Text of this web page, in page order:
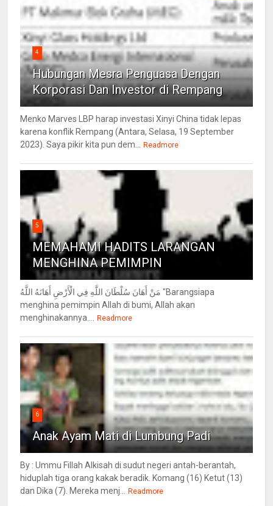
4
Hubungan Mesra Penguasa Dengan
Korporasi Dan Investor di Rempang
Menko Marves LBP harap investasi Xinyi China tidak lepas
karena konflik Rempang (Antara, Selasa, 19 September
2023). Saya pikir kita pun dem...
Readmore
5
MEMAHAMI HADITS LARANGAN
MENGHINA PEMIMPIN
مَنْ أَهَانَ سُلْطَانَ اللَّهِ فِي الْأَرْضِ أَهَانَهُ اللَّهُ "Barangsiapa
menghina pemimpin Allah di bumi, Allah akan
menghinakannya....
Readmore
6
Anak Ayam Mati di Lumbung Padi
By : Ummu Fillah Alkisah di sudut negeri antah-berantah,
hiduplah tiga orang kakak beradik. Komang (16) Ketut (13)
dan Dika (7). Mereka menj...
Readmore